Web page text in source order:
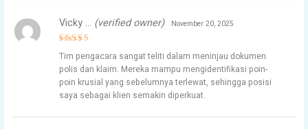
out of 5
Vicky … (verified owner) November 20, 2025
Tim pengacara sangat teliti dalam meninjau dokumen
polis dan klaim. Mereka mampu mengidentifikasi poin-
poin krusial yang sebelumnya terlewat, sehingga posisi
saya sebagai klien semakin diperkuat.